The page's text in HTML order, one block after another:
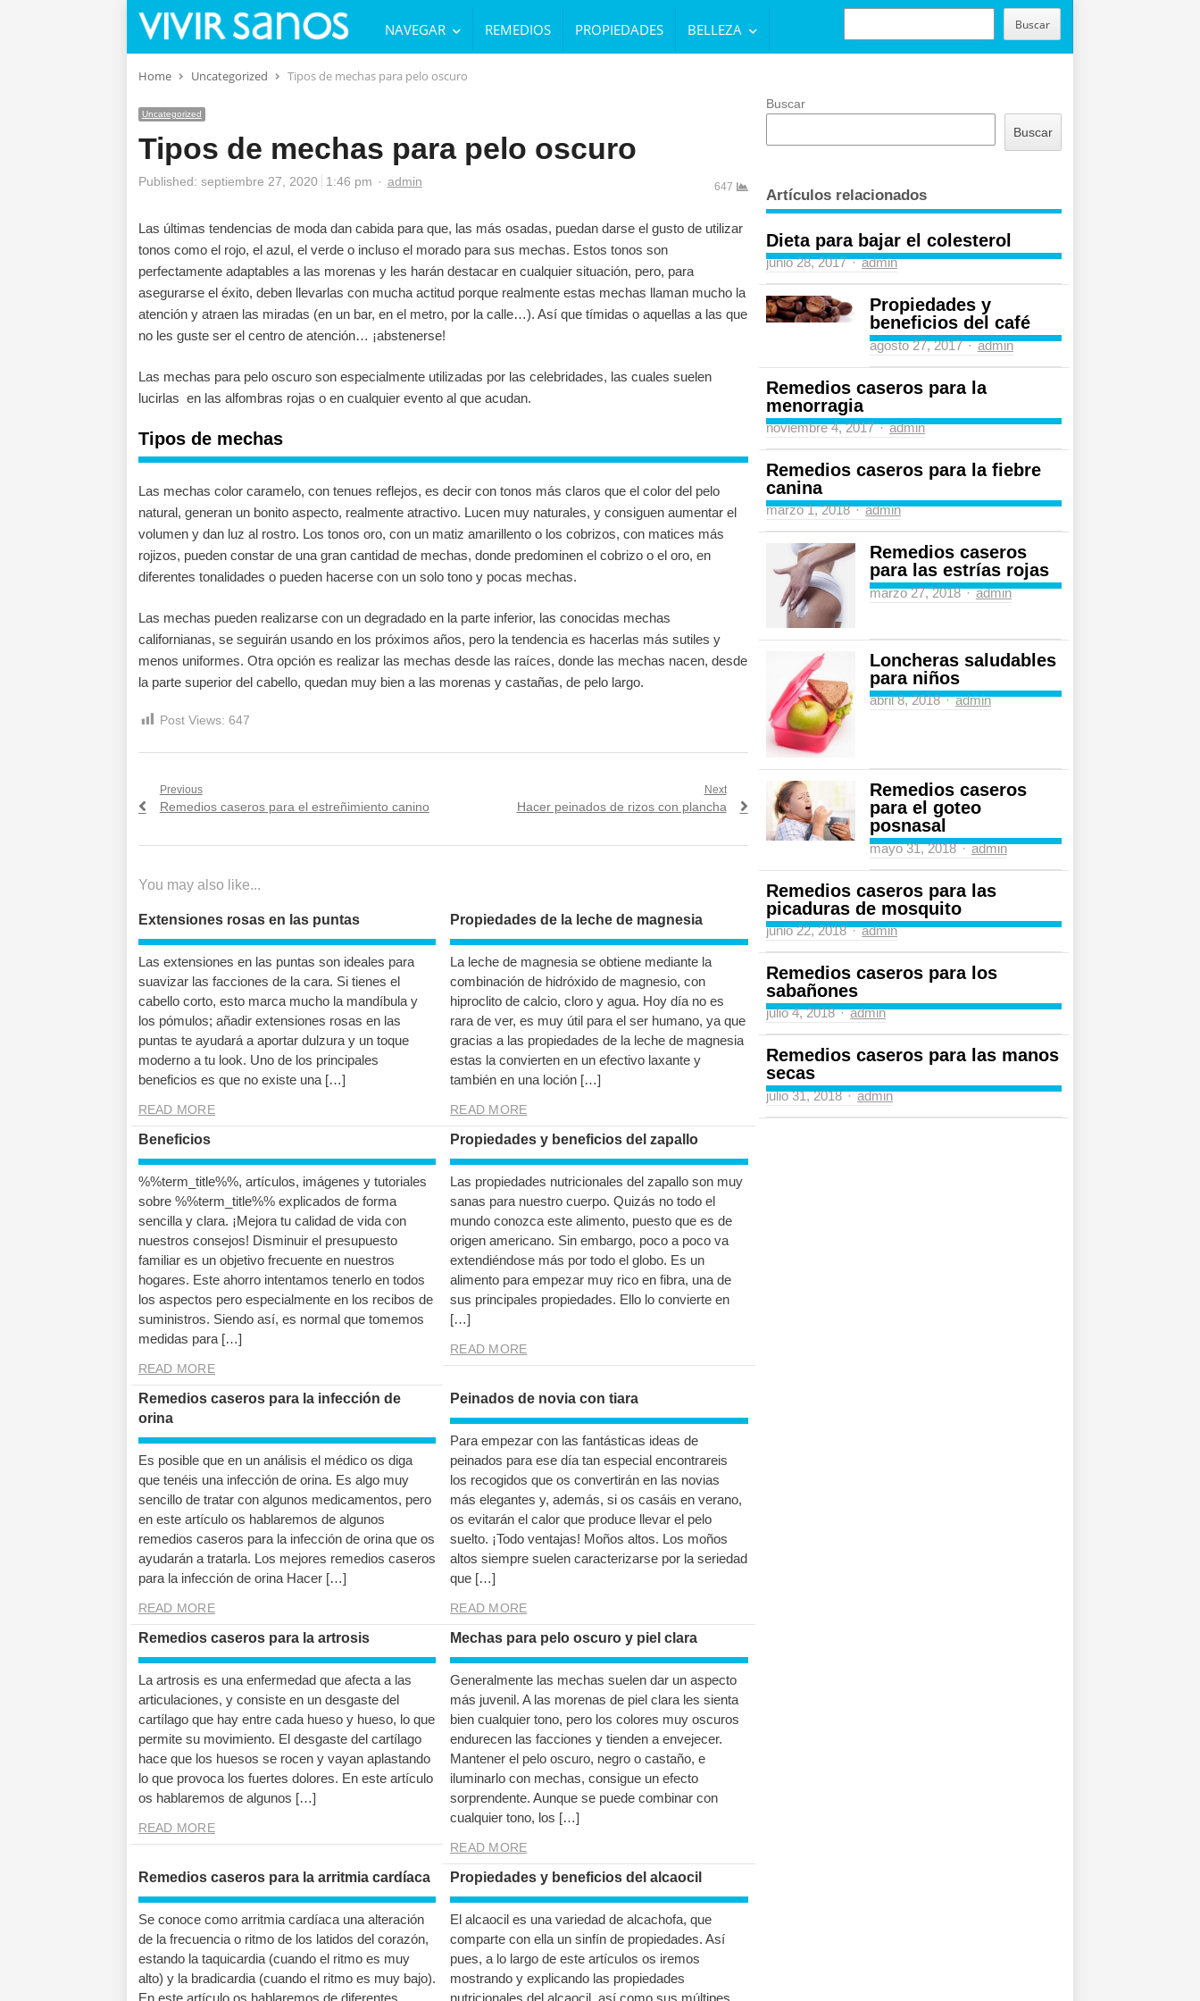
NAVEGAR REMEDIOS PROPIEDADES BELLEZA
BUSCAR
Buscar
Home Uncategorized Tipos de mechas para pelo oscuro
Uncategorized
Tipos de mechas para pelo oscuro
Published: septiembre 27, 2020 1:46 pm Author
admin 647
Las últimas tendencias de moda dan cabida para que, las más osadas, puedan darse el gusto de utilizar
tonos como el rojo, el azul, el verde o incluso el morado para sus mechas. Estos tonos son
perfectamente adaptables a las morenas y les harán destacar en cualquier situación, pero, para
asegurarse el éxito, deben llevarlas con mucha actitud porque realmente estas mechas llaman mucho la
atención y atraen las miradas (en un bar, en el metro, por la calle…). Así que tímidas o aquellas a las que
no les guste ser el centro de atención… ¡abstenerse!
Las mechas para pelo oscuro son especialmente utilizadas por las celebridades, las cuales suelen
lucirlas en las alfombras rojas o en cualquier evento al que acudan.
Tipos de mechas
Las mechas color caramelo, con tenues reflejos, es decir con tonos más claros que el color del pelo
natural, generan un bonito aspecto, realmente atractivo. Lucen muy naturales, y consiguen aumentar el
volumen y dan luz al rostro. Los tonos oro, con un matiz amarillento o los cobrizos, con matices más
rojizos, pueden constar de una gran cantidad de mechas, donde predominen el cobrizo o el oro, en
diferentes tonalidades o pueden hacerse con un solo tono y pocas mechas.
Las mechas pueden realizarse con un degradado en la parte inferior, las conocidas mechas
californianas, se seguirán usando en los próximos años, pero la tendencia es hacerlas más sutiles y
menos uniformes. Otra opción es realizar las mechas desde las raíces, donde las mechas nacen, desde
la parte superior del cabello, quedan muy bien a las morenas y castañas, de pelo largo.
Post Views: 647
Navegación
Previous
Previous
Remedios caseros para el estreñimiento canino
Next
Next
Hacer peinados de rizos con plancha
You may also like...
Extensiones rosas en las puntas
Las extensiones en las puntas son ideales para
suavizar las facciones de la cara. Si tienes el
cabello corto, esto marca mucho la mandíbula y
los pómulos; añadir extensiones rosas en las
puntas te ayudará a aportar dulzura y un toque
moderno a tu look. Uno de los principales
beneficios es que no existe una […]
READ MORE
Propiedades de la leche de magnesia
La leche de magnesia se obtiene mediante la
combinación de hidróxido de magnesio, con
hiproclito de calcio, cloro y agua. Hoy día no es
rara de ver, es muy útil para el ser humano, ya que
gracias a las propiedades de la leche de magnesia
estas la convierten en un efectivo laxante y
también en una loción […]
READ MORE
Beneficios
%%term_title%%, artículos, imágenes y tutoriales
sobre %%term_title%% explicados de forma
sencilla y clara. ¡Mejora tu calidad de vida con
nuestros consejos! Disminuir el presupuesto
familiar es un objetivo frecuente en nuestros
hogares. Este ahorro intentamos tenerlo en todos
los aspectos pero especialmente en los recibos de
suministros. Siendo así, es normal que tomemos
medidas para […]
READ MORE
Propiedades y beneficios del zapallo
Las propiedades nutricionales del zapallo son muy
sanas para nuestro cuerpo. Quizás no todo el
mundo conozca este alimento, puesto que es de
origen americano. Sin embargo, poco a poco va
extendiéndose más por todo el globo. Es un
alimento para empezar muy rico en fibra, una de
sus principales propiedades. Ello lo convierte en
[…]
READ MORE
Remedios caseros para la infección de
orina
Es posible que en un análisis el médico os diga
que tenéis una infección de orina. Es algo muy
sencillo de tratar con algunos medicamentos, pero
en este artículo os hablaremos de algunos
remedios caseros para la infección de orina que os
ayudarán a tratarla. Los mejores remedios caseros
para la infección de orina Hacer […]
READ MORE
Peinados de novia con tiara
Para empezar con las fantásticas ideas de
peinados para ese día tan especial encontrareis
los recogidos que os convertirán en las novias
más elegantes y, además, si os casáis en verano,
os evitarán el calor que produce llevar el pelo
suelto. ¡Todo ventajas! Moños altos. Los moños
altos siempre suelen caracterizarse por la seriedad
que […]
READ MORE
Remedios caseros para la artrosis
La artrosis es una enfermedad que afecta a las
articulaciones, y consiste en un desgaste del
cartílago que hay entre cada hueso y hueso, lo que
permite su movimiento. El desgaste del cartílago
hace que los huesos se rocen y vayan aplastando
lo que provoca los fuertes dolores. En este artículo
os hablaremos de algunos […]
READ MORE
Mechas para pelo oscuro y piel clara
Generalmente las mechas suelen dar un aspecto
más juvenil. A las morenas de piel clara les sienta
bien cualquier tono, pero los colores muy oscuros
endurecen las facciones y tienden a envejecer.
Mantener el pelo oscuro, negro o castaño, e
iluminarlo con mechas, consigue un efecto
sorprendente. Aunque se puede combinar con
cualquier tono, los […]
READ MORE
Remedios caseros para la arritmia cardíaca
Se conoce como arritmia cardíaca una alteración
de la frecuencia o ritmo de los latidos del corazón,
estando la taquicardia (cuando el ritmo es muy
alto) y la bradicardia (cuando el ritmo es muy bajo).
En este artículo os hablaremos de diferentes
Propiedades y beneficios del alcaocil
El alcaocil es una variedad de alcachofa, que
comparte con ella un sinfín de propiedades. Así
pues, a lo largo de este artículos os iremos
mostrando y explicando las propiedades
nutricionales del alcaocil, así como sus múltipes
Buscar
Buscar
Artículos relacionados
Dieta para bajar el colesterol
junio 28, 2017 Author
admin
Propiedades y
beneficios del café
agosto 27, 2017 Author
admin
Remedios caseros para la
menorragia
noviembre 4, 2017 Author
admin
Remedios caseros para la fiebre
canina
marzo 1, 2018 Author
admin
Remedios caseros
para las estrías rojas
marzo 27, 2018 Author
admin
Loncheras saludables
para niños
abril 8, 2018 Author
admin
Remedios caseros
para el goteo
posnasal
mayo 31, 2018 Author
admin
Remedios caseros para las
picaduras de mosquito
junio 22, 2018 Author
admin
Remedios caseros para los
sabañones
julio 4, 2018 Author
admin
Remedios caseros para las manos
secas
julio 31, 2018 Author
admin